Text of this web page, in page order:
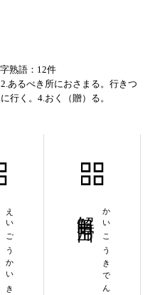
熟語：12件
あるべき所におさまる。行きつ
行く。4.おく（贈）る。
えいごうかいき かいこうきでん